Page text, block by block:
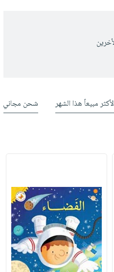
الأكثر مبيعاً هذا الشهر شحن مجاني